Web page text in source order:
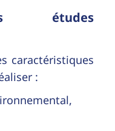
études
caractéristiques
: